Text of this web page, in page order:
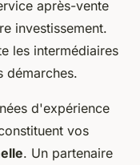
après-vente
investissement.
les intermédiaires
démarches.
d'expérience
vos
. Un partenaire